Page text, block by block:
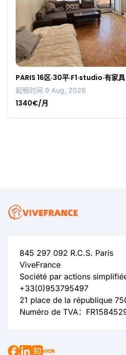
PARIS 16区·30平·F1·studio·有家具
起租时间 9 Aug, 2026
1340€/月
845 297 092 R.C.S. Paris
ViveFrance
Société par actions
+33(0)953795497
21 place de la république
Numéro de TVA：